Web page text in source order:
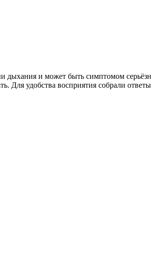
дыхания и может быть симптомом
Для удобства восприятия собрали